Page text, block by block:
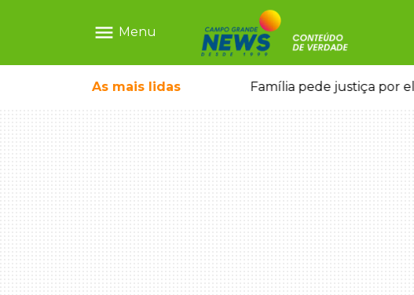
menu Menu
As mais lidas
ligada a laboratório ilegal Família pede justiça por